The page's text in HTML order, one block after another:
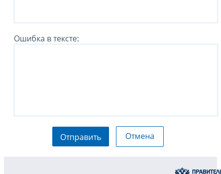
Ошибка в тексте:
Отправить Отмена